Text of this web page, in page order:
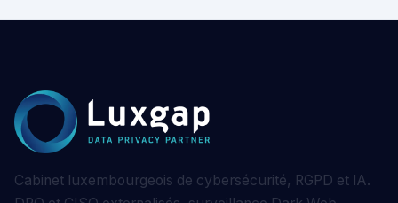
Cabinet luxembourgeois de cybersécurité, RGPD et IA.